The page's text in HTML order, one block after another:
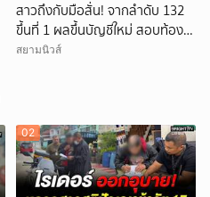
สาวถึงกับมือสั่น! จากลำดับ 132
ขึ้นที่ 1 ผลขึ้นบัญชีใหม่ สอบท้อง
ถิ่น
สยามนิวส์
02